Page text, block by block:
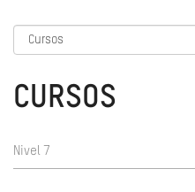
CURSOS
Nivel 7